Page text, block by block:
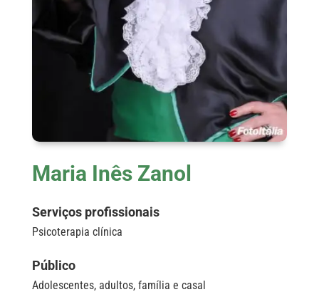
Maria Inês Zanol
Serviços profissionais
Psicoterapia clínica
Público
Adolescentes, adultos, família e casal